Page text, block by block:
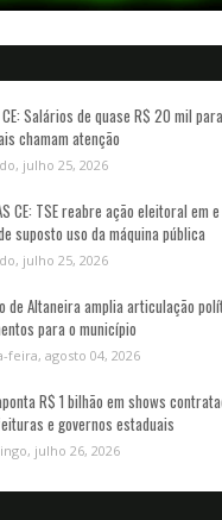
CE: Salários de quase R$ 20 mil
chamam atenção
julho 25, 2026
CE: TSE reabre ação eleitoral em
suposto uso da máquina pública
julho 25, 2026
de Altaneira amplia articulação
para o município
feira, agosto 04, 2026
R$ 1 bilhão em shows
e governos estaduais
julho 26, 2026